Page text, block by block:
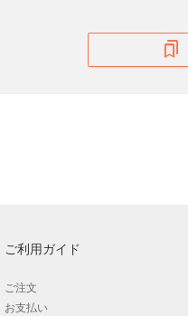
ご利用ガイド
ご注文
お支払い